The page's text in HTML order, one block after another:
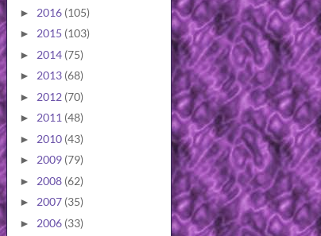
► 2016 (105)
► 2015 (103)
► 2014 (75)
► 2013 (68)
► 2012 (70)
► 2011 (48)
► 2010 (43)
► 2009 (79)
► 2008 (62)
► 2007 (35)
► 2006 (33)